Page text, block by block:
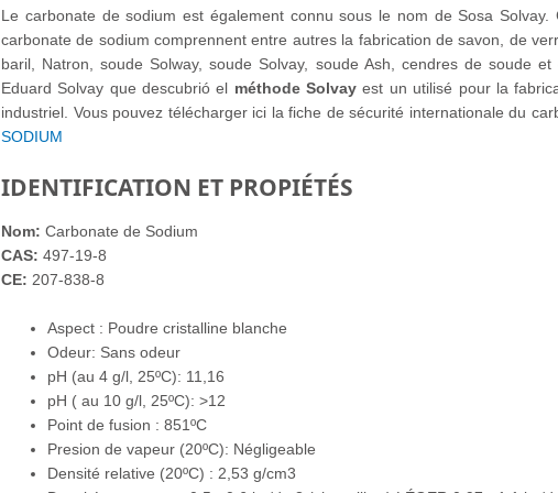
Le carbonate de sodium est également connu sous le nom de Sosa Solvay.
carbonate de sodium comprennent entre autres la fabrication de savon, de
baril, Natron, soude Solway, soude Solvay, soude Ash, cendres de soude
Eduard Solvay que descubrió el méthode Solvay est un utilisé pour la
industriel. Vous pouvez télécharger ici la fiche de sécurité internationale du
SODIUM
IDENTIFICATION ET PROPIÉTÉS
Nom: Carbonate de Sodium
CAS: 497-19-8
CE: 207-838-8
Aspect : Poudre cristalline blanche
Odeur: Sans odeur
pH (au 4 g/l, 25ºC): 11,16
pH ( au 10 g/l, 25ºC): >12
Point de fusion : 851ºC
Presion de vapeur (20ºC): Négligeable
Densité relative (20ºC) : 2,53 g/cm3